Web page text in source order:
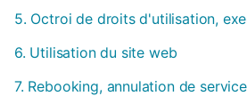
5. Octroi de droits d'utilisation,
6. Utilisation du site web
7. Rebooking, annulation de